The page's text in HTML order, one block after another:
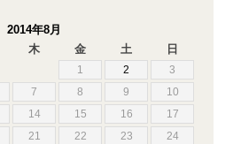
2014年8月
木 金 土 日
1 2
3
7 8 9
10
14 15 16
17
21 22 23
24